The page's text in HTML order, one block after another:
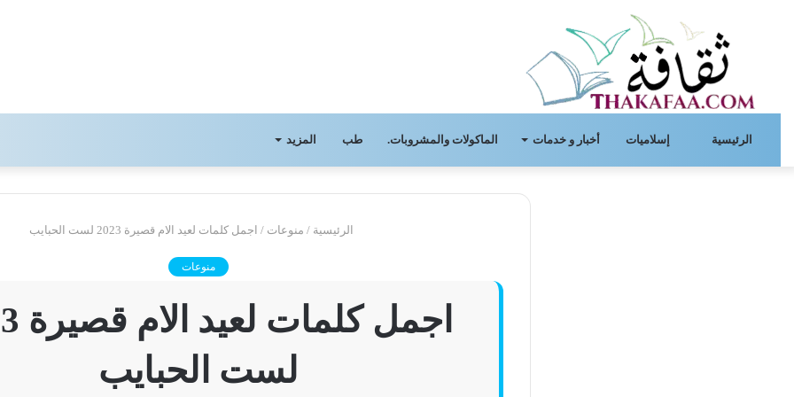
الرئيسية إسلاميات أخبار و خدمات الماكولات والمشروبات. طب المزيد
الرئيسية / منوعات / اجمل كلمات لعيد الام قصيرة 2023 لست الحبايب
منوعات
اجمل
لست الحبايب